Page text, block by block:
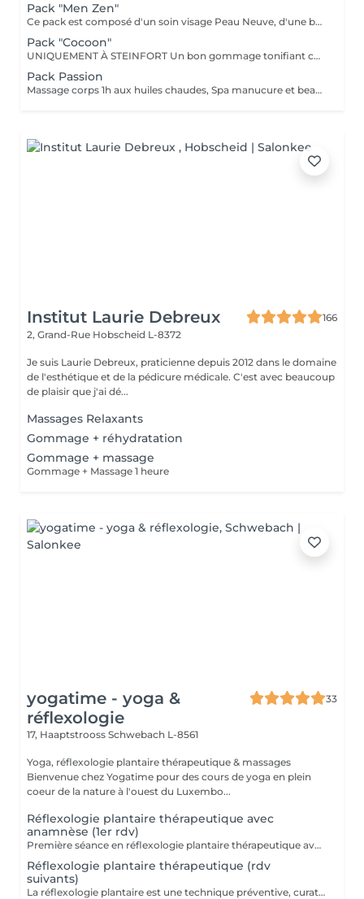
Pack "Men Zen"
Ce pack est composé d'un soin visage Peau Neuve, d'une beauté des pieds et d'un massage "Escale à Marrakech" (1h de massage) Déconnection et expérience sensorielle Pour récupérer un homme zen :-)
Pack "Cocoon"
UNIQUEMENT À STEINFORT Un bon gommage tonifiant complet du corps suivi d'un massage détente du corps 1h, beauté des pieds et manucure.
Pack Passion
Massage corps 1h aux huiles chaudes, Spa manucure et beauté des pieds + bain de paraffine 199€ au lieu de 252€
Institut Laurie Debreux
166
2, Grand-Rue Hobscheid L-8372
Je suis Laurie Debreux, praticienne depuis 2012 dans le domaine
de l'esthétique et de la pédicure médicale. C'est avec beaucoup
de plaisir que j'ai dé...
Massages Relaxants
Gommage + réhydratation
Gommage + massage
Gommage + Massage 1 heure
yogatime - yoga &
réflexologie
33
17, Haaptstrooss Schwebach L-8561
Yoga, réflexologie plantaire thérapeutique & massages
Bienvenue chez Yogatime pour des cours de yoga en plein
coeur de la nature à l'ouest du Luxembo...
Réflexologie plantaire thérapeutique avec
anamnèse (1er rdv)
Première séance en réflexologie plantaire thérapeutique avec anamnèse approfondie. La réflexologie plantaire est une technique préventive, curative et manuelle. Cette technique millénaire non-invasive utilise les ressources naturelles de l'organisme et est reconnue par l'OMS (Organisation Mondiale de la Santé) comme une pratique de santé de soins complémentaires. Contre-indications: mycose ou blessure au pied.
Réflexologie plantaire thérapeutique (rdv
suivants)
La réflexologie plantaire est une technique préventive, curative et manuelle. Cette technique millénaire non-invasive utilise les ressources naturelles de l'organisme et est reconnue par l'OMS (Organisation Mondiale de la Santé) comme une pratique de santé de soins complémentaires. Contre-indications: mycose ou blessure au pied.